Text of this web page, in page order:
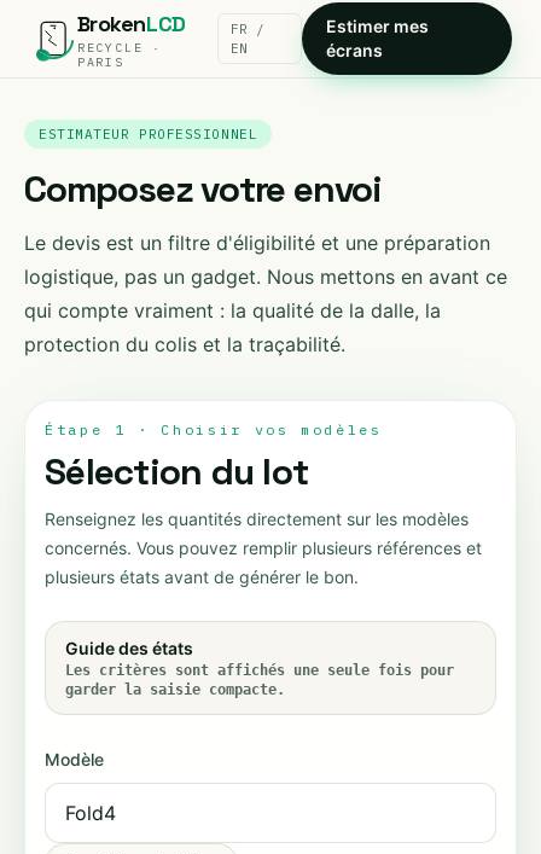
BrokenLCD
RECYCLE ·
PARIS
FR /
EN
Estimer mes
écrans
ESTIMATEUR PROFESSIONNEL
Composez votre envoi
Le devis est un filtre d'éligibilité et une préparation
logistique, pas un gadget. Nous mettons en avant ce
qui compte vraiment : la qualité de la dalle, la
protection du colis et la traçabilité.
Étape 1 · Choisir vos modèles
Sélection du lot
Renseignez les quantités directement sur les modèles
concernés. Vous pouvez remplir plusieurs références et
plusieurs états avant de générer le bon.
Guide des états
Les critères sont affichés une seule fois pour
garder la saisie compacte.
Modèle